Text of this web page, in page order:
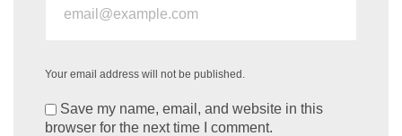
Your email address will not be published.
Save my name, email, and website in this
browser for the next time I comment.